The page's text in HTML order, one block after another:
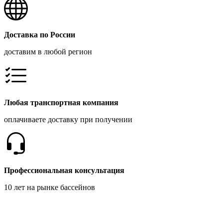
Доставка по России
доставим в любой регион
Любая транспортная компания
оплачиваете доставку при получении
Профессиональная консультация
10 лет на рынке бассейнов